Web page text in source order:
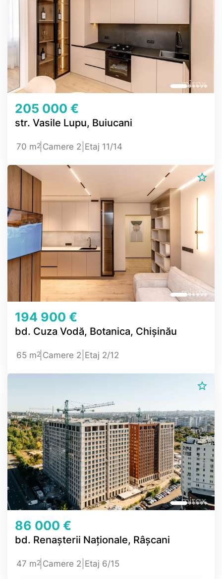
205 000 €
str. Vasile Lupu, Buiucani
70 m2 Camere 2 Etaj 11/14
194 900 €
bd. Cuza Vodă, Botanica, Chișinău
65 m2 Camere 2 Etaj 2/12
86 000 €
bd. Renașterii Naționale, Râșcani
47 m2 Camere 2 Etaj 6/15